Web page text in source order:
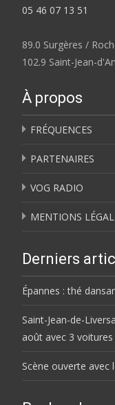
05 46 07 13 51
89.0 Surgères /
102.9 Saint-Jean-
À propos
FRÉQUENCES
PARTENAIRES
VOG RADIO
MENTIONS
Derniers
Épannes : thé
Saint-Jean-de-
août avec 3
Scène ouverte avec